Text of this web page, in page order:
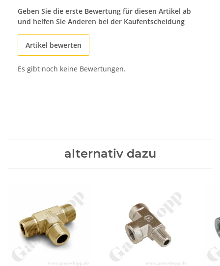
Geben Sie die erste Bewertung für diesen Artikel ab
und helfen Sie Anderen bei der Kaufentscheidung
Artikel bewerten
Es gibt noch keine Bewertungen.
alternativ dazu